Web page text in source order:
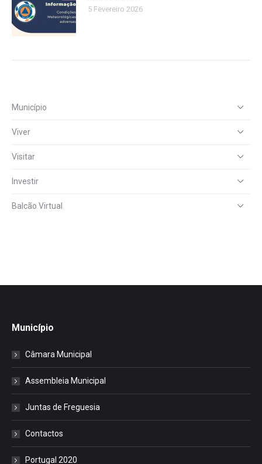
5 Fevereiro 2026
Município
Viver
Visitar
Investir
Balcão Virtual
Município
Câmara Municipal
Assembleia Municipal
Juntas de Freguesia
Contactos
Portugal 2020